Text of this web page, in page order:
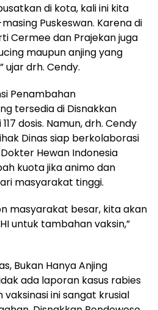
di kota, kali ini kita
Puskeswan. Karena di
Cermee dan Prajekan juga
maupun anjing yang
ujar drh. Cendy.
Penambahan
tersedia di Disnakkan
dosis. Namun, drh. Cendy
Dinas siap berkolaborasi
Hewan Indonesia
kuota jika animo dan
masyarakat tinggi.
masyarakat besar, kita akan
untuk tambahan vaksin,”
Bukan Hanya Anjing
ada laporan kasus rabies
vaksinasi ini sangat krusial